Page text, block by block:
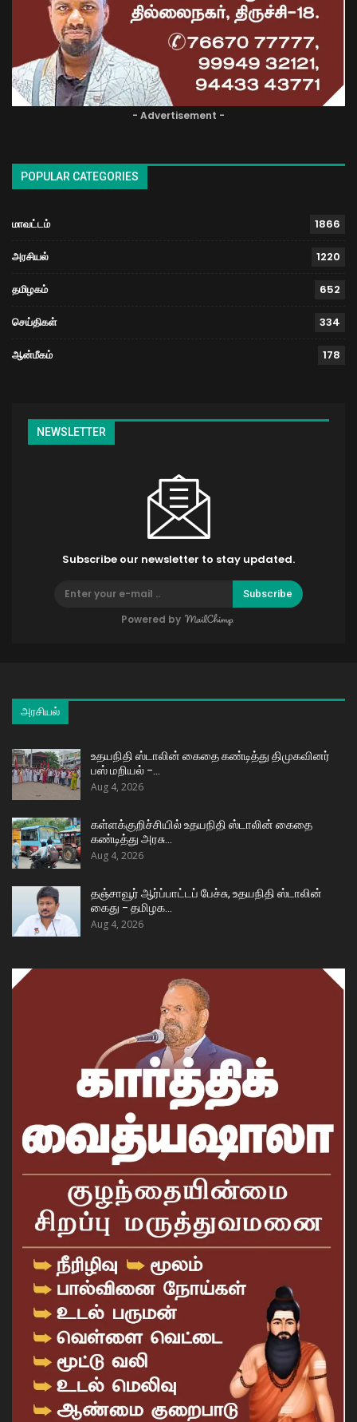
- Advertisement -
POPULAR CATEGORIES
மாவட்டம் 1866
அரசியல் 1220
தமிழகம் 652
செய்திகள் 334
ஆன்மீகம் 178
NEWSLETTER
Subscribe our newsletter to stay updated.
Subscribe
Powered by
அரசியல்
உதயநிதி ஸ்டாலின் கைதை கண்டித்து திமுகவினர்
பஸ் மறியல் –…
Aug 4, 2026
கள்ளக்குறிச்சியில் உதயநிதி ஸ்டாலின் கைதை
கண்டித்து அரசு…
Aug 4, 2026
தஞ்சாவூர் ஆர்ப்பாட்டப் பேச்சு, உதயநிதி ஸ்டாலின்
கைது – தமிழக…
Aug 4, 2026